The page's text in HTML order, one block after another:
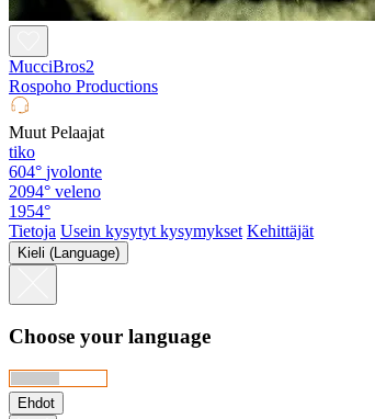
MucciBros2
Rospoho Productions
Muut Pelaajat
tiko
604° jvolonte
2094° veleno
1954°
Tietoja Usein kysytyt kysymykset Kehittäjät
Kieli (Language)
Choose your language
Ehdot